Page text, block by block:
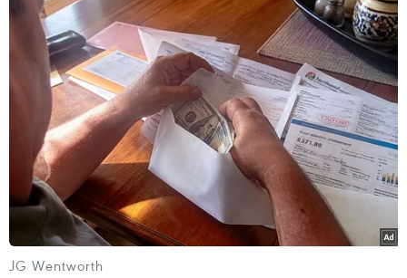
mẽ Phong trào chung tay xóa nhà tạm, nhà dột
nát trên toàn quốc trên tinh thần "ai có gì giúp
nấy; ai có công giúp công; ai có của giúp của; ai
có nhiều giúp nhiều, ai có ít giúp ít"; mỗi căn
nhà là "một món quà, một mái ấm, một tình
thương," thể hiện "tình dân tộc, nghĩa đồng bào"
tốt đẹp của dân tộc ta.
JG Wentworth